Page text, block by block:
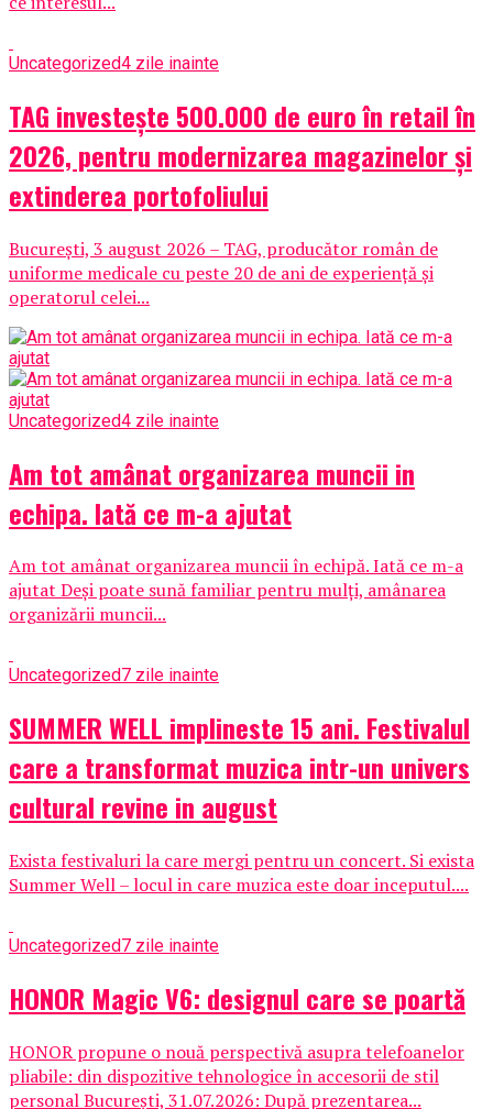
Uncategorized4 zile inainte
TAG investește 500.000 de euro în retail în
2026, pentru modernizarea magazinelor și
extinderea portofoliului
București, 3 august 2026 – TAG, producător român de
uniforme medicale cu peste 20 de ani de experiență și
operatorul celei...
Uncategorized4 zile inainte
Am tot amânat organizarea muncii in
echipa. Iată ce m-a ajutat
Am tot amânat organizarea muncii în echipă. Iată ce m-a
ajutat Deși poate sună familiar pentru mulți, amânarea
organizării muncii...
Uncategorized7 zile inainte
SUMMER WELL implineste 15 ani. Festivalul
care a transformat muzica intr-un univers
cultural revine in august
Exista festivaluri la care mergi pentru un concert. Si exista
Summer Well – locul in care muzica este doar inceputul....
Uncategorized7 zile inainte
HONOR Magic V6: designul care se poartă
HONOR propune o nouă perspectivă asupra telefoanelor
pliabile: din dispozitive tehnologice în accesorii de stil
personal București, 31.07.2026: După prezentarea...